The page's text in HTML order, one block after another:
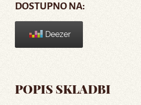
DOSTUPNO NA:
Deezer
POPIS SKLADBI